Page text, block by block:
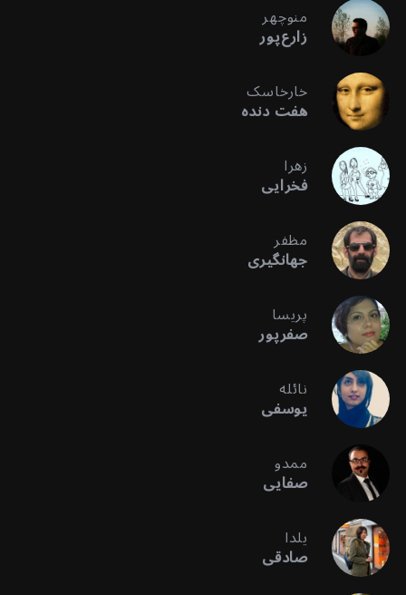
منوچهر
زارع‌پور
خارخاسک
هفت دنده
زهرا
فخرایی
مظفر
جهانگیری
پریسا
صفرپور
نائله
یوسفی
ممدو
صفایی
یلدا
صادقی